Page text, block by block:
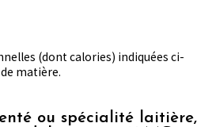
(dont calories) indiquées ci-
matière.
ou spécialité laitière,